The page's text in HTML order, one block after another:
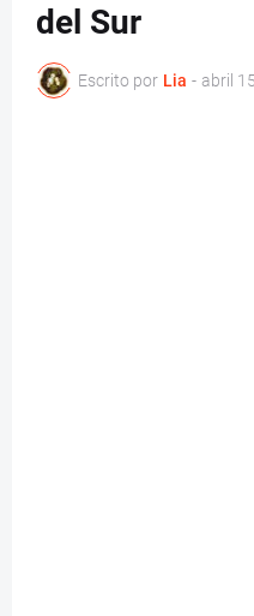
del Sur
Escrito por Lia - abril